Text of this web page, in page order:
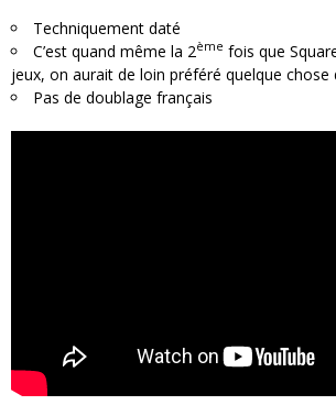
Techniquement daté
C’est quand même la 2ème fois que
jeux, on aurait de loin préféré quelque chose
Pas de doublage français